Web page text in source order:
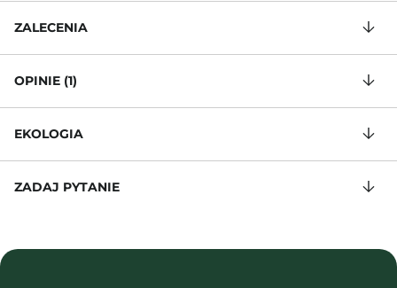
ZALECENIA
OPINIE (1)
EKOLOGIA
ZADAJ PYTANIE